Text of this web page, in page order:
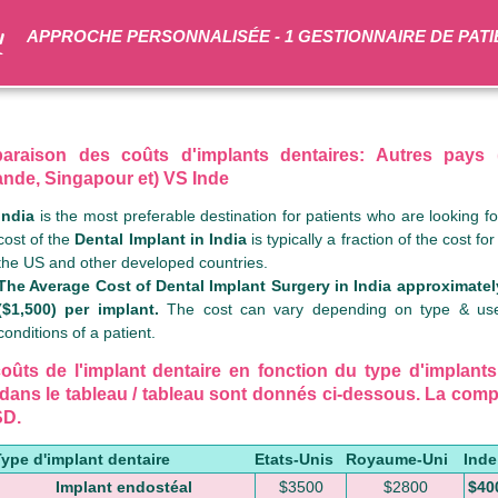
APPROCHE PERSONNALISÉE - 1 GESTIONNAIRE DE
des coûts d'implants dentaires: Autres pays
Singapour et) VS Inde
is the most preferable destination for patients who are looking
of the Dental Implant in Indiais typically a fraction of the cost
US and other developed countries.
Average Cost of Dental Implant Surgery in India
per implant. The cost can vary depending on type &
of a patient.
de l'implant dentaire en fonction du type
le tableau / tableau sont donnés ci-dessous. La
d'implant dentaire Etats-Unis Royaume-Uni
Inde
Implant endostéal
$3500 $2800